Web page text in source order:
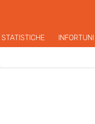
STATISTICHE INFORTUNI